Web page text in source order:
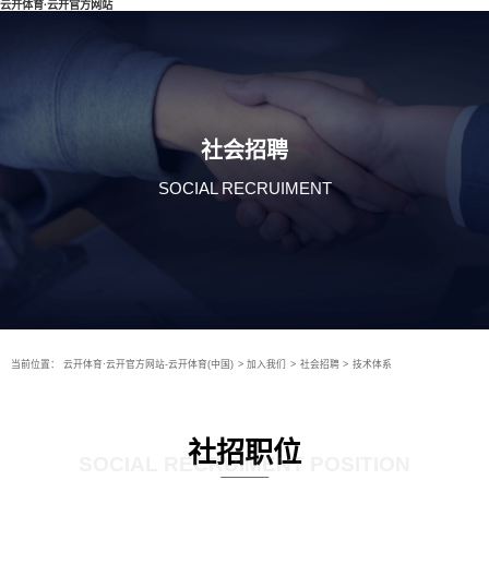
云开体育·云开官方网站
社会招聘
SOCIAL RECRUIMENT
当前位置： 云开体育·云开官方网站-云开体育(中国) > 加入我们 > 社会招聘 > 技术体系
社招职位
SOCIAL RECRUIMENT POSITION